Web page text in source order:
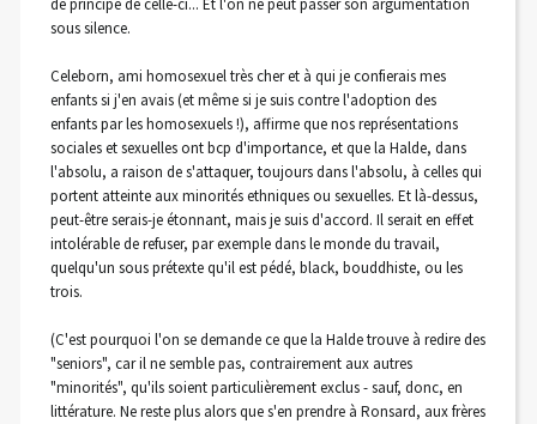
de principe de celle-ci... Et l'on ne peut passer son argumentation
sous silence.
Celeborn, ami homosexuel très cher et à qui je confierais mes
enfants si j'en avais (et même si je suis contre l'adoption des
enfants par les homosexuels !), affirme que nos représentations
sociales et sexuelles ont bcp d'importance, et que la Halde, dans
l'absolu, a raison de s'attaquer, toujours dans l'absolu, à celles qui
portent atteinte aux minorités ethniques ou sexuelles. Et là-dessus,
peut-être serais-je étonnant, mais je suis d'accord. Il serait en effet
intolérable de refuser, par exemple dans le monde du travail,
quelqu'un sous prétexte qu'il est pédé, black, bouddhiste, ou les
trois.
(C'est pourquoi l'on se demande ce que la Halde trouve à redire des
"seniors", car il ne semble pas, contrairement aux autres
"minorités", qu'ils soient particulièrement exclus - sauf, donc, en
littérature. Ne reste plus alors que s'en prendre à Ronsard, aux frères